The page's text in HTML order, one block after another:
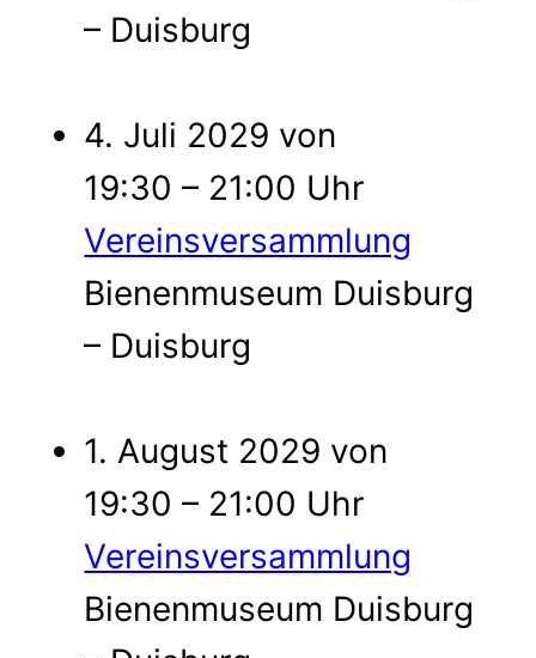
– Duisburg
4. Juli 2029 von
19:30 – 21:00 Uhr
Vereinsversammlung
Bienenmuseum Duisburg
– Duisburg
1. August 2029 von
19:30 – 21:00 Uhr
Vereinsversammlung
Bienenmuseum Duisburg